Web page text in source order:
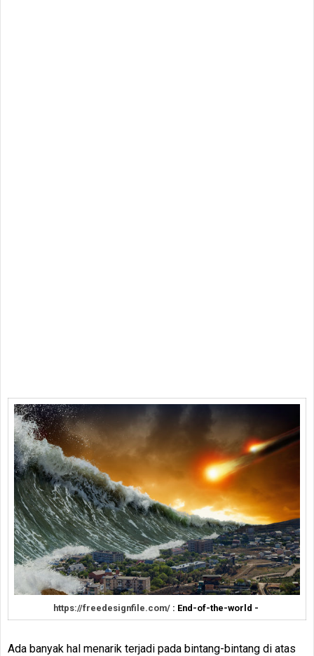
https://freedesignfile.com/ : End-of-the-world -
Ada banyak hal menarik terjadi pada bintang-bintang di atas